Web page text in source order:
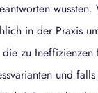
in der Praxis
die zu
und